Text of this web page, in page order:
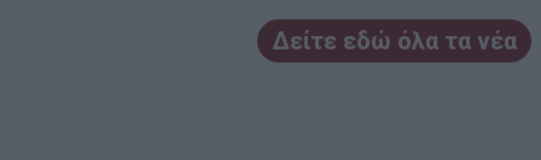
Δείτε εδώ όλα τα νέα